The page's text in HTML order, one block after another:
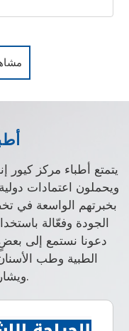
يتمتع أطباء مركز كيور
ويحملون اعتمادات
بخبرتهم الواسعة في
الجودة وفعّالة
دعونا نستمع إلى
الطبية وطب
ويشاركون خبراتهم معنا.